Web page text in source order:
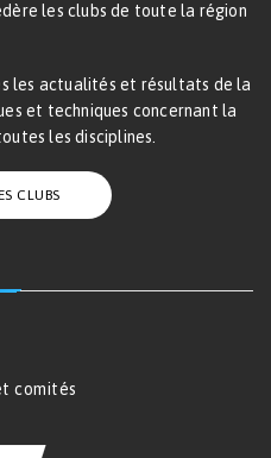
les clubs de toute la région
les actualités et résultats de la
et techniques concernant la
les disciplines.
CLUBS
comités